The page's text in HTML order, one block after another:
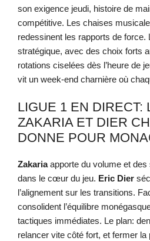
son exigence jeudi, histoire de
compétitive. Les chaises
redessinent les rapports de force.
stratégique, avec des choix forts
rotations ciselées dès l’heure de
vit un week-end charnière où
LIGUE 1 EN DIRECT:
ZAKARIA ET DIER
DONNE POUR
Zakariaapporte du volume et des
dans le cœur du jeu. Eric Dier
l’alignement sur les transitions.
consolident l’équilibre
tactiques immédiates. Le plan:
relancer vite côté fort, et fermer la